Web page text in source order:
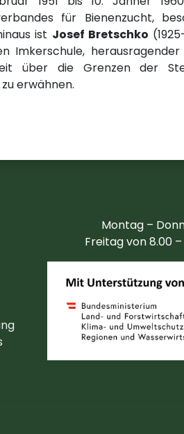
für Bienenzucht,
ist Josef Bretschko
Imkerschule,
über die Grenzen der
erwähnen.
Montag –
Freitag von 8.00 –